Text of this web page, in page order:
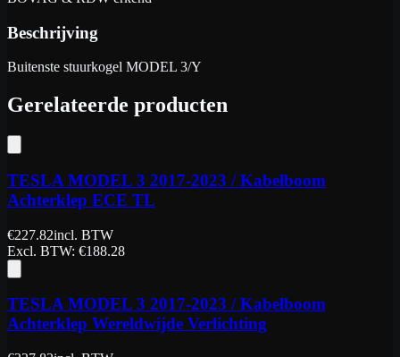
Beschrijving
Buitenste stuurkogel MODEL 3/Y
Gerelateerde producten
TESLA MODEL 3 2017-2023 / Kabelboom
Achterklep ECE TL
€227.82incl. BTW
Excl. BTW: €188.28
TESLA MODEL 3 2017-2023 / Kabelboom
Achterklep Wereldwijde Verlichting